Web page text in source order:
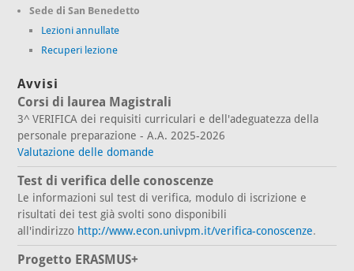
Sede di San Benedetto
Lezioni annullate
Recuperi lezione
Avvisi
Corsi di laurea Magistrali
3^ VERIFICA dei requisiti curriculari e dell'adeguatezza della
personale preparazione - A.A. 2025-2026
Valutazione delle domande
Test di verifica delle conoscenze
Le informazioni sul test di verifica, modulo di iscrizione e
risultati dei test già svolti sono disponibili
all'indirizzo http://www.econ.univpm.it/verifica-conoscenze.
Progetto ERASMUS+